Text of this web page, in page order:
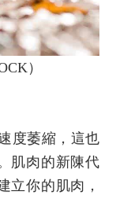
）
度萎縮，這也
肌肉的新陳代
立你的肌肉，